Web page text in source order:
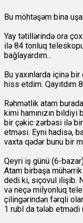
Bu möhtəşəm bina
Yay tətillərində ora
ilə 84 tonluq
bağlayardım...
Bu yaxınlarda içinə
hiss etdim. Qayıtdım
Rəhmətlik atam
kimi hamınızın
bir çəkic zərbəsi ilə
etməsi. Eyni hadisə,
vaxta qədər bunu bir
Qeyri iş günü (6-
Atam birbaşa
dedi ki, sıçovul ilişib.
və neçə milyonluq
çilingərindən fərqli
1 rubl da tələb etmədi